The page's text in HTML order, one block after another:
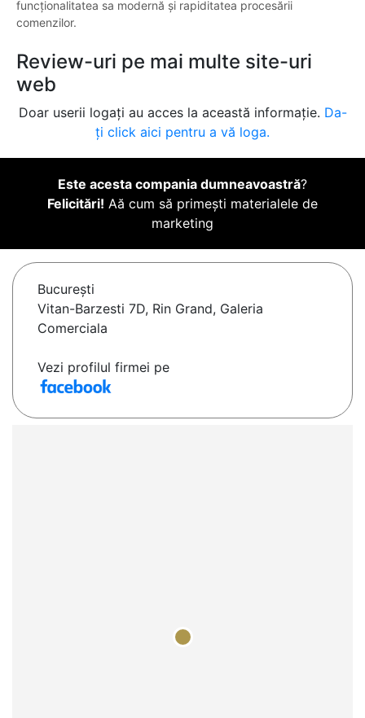
funcționalitatea sa modernă și rapiditatea procesării
comenzilor.
Review-uri pe mai multe site-uri
web
Doar userii logați au acces la această informație. Da-
ți click aici pentru a vă loga.
Este acesta compania dumneavoastră?
Felicitări! Aă cum să primești materialele de
marketing
Bucureşti
Vitan-Barzesti 7D, Rin Grand, Galeria
Comerciala
Vezi profilul firmei pe